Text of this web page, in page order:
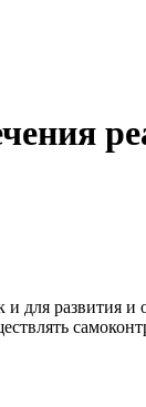
для развития и